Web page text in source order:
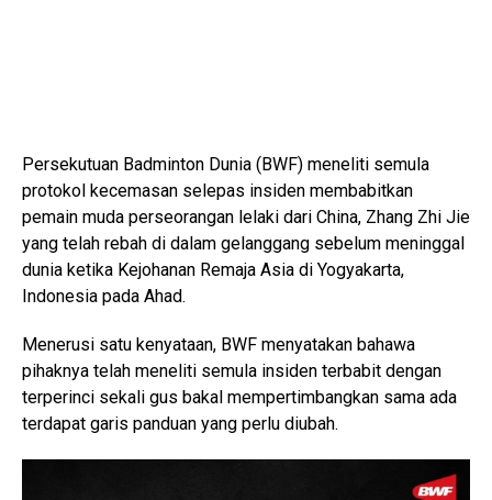
Persekutuan Badminton Dunia (BWF) meneliti semula
protokol kecemasan selepas insiden membabitkan
pemain muda perseorangan lelaki dari China, Zhang Zhi Jie
yang telah rebah di dalam gelanggang sebelum meninggal
dunia ketika Kejohanan Remaja Asia di Yogyakarta,
Indonesia pada Ahad.
Menerusi satu kenyataan, BWF menyatakan bahawa
pihaknya telah meneliti semula insiden terbabit dengan
terperinci sekali gus bakal mempertimbangkan sama ada
terdapat garis panduan yang perlu diubah.